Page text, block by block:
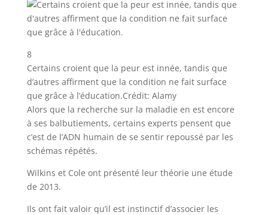
8
Certains croient que la peur est innée, tandis que
d’autres affirment que la condition ne fait surface
que grâce à l’éducation.Crédit: Alamy
Alors que la recherche sur la maladie en est encore
à ses balbutiements, certains experts pensent que
c’est de l’ADN humain de se sentir repoussé par les
schémas répétés.
Wilkins et Cole ont présenté leur théorie une étude
de 2013.
Ils ont fait valoir qu’il est instinctif d’associer les